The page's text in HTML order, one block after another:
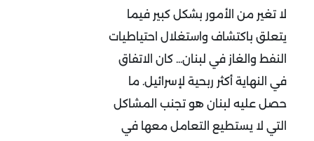
لا تغير من الأمور بشكل كبير فيما
يتعلق باكتشاف واستغلال احتياطيات
النفط والغاز في لبنان... كان الاتفاق
في النهاية أكثر ربحية لإسرائيل. ما
حصل عليه لبنان هو تجنب المشاكل
التي لا يستطيع التعامل معها في